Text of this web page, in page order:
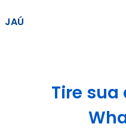
JAÚ
Tire